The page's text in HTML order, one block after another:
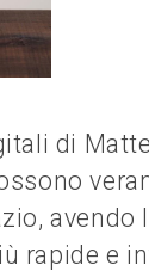
di
avendo
rapide e